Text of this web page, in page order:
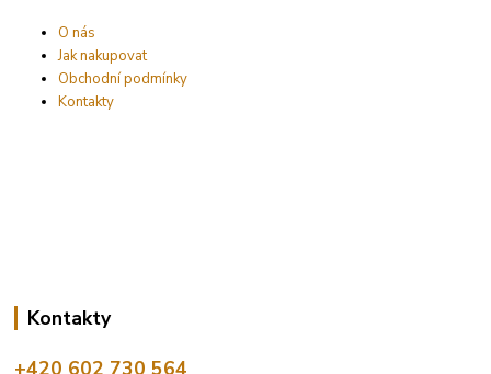
O nás
Jak nakupovat
Obchodní podmínky
Kontakty
Kontakty
+420 602 730 564